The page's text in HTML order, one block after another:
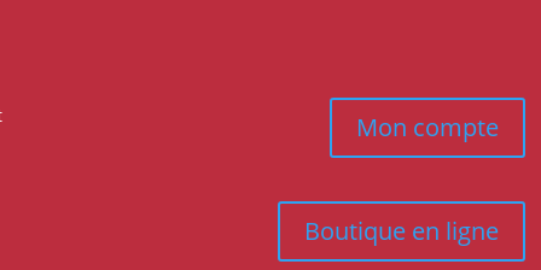
Mon compte
Boutique en ligne